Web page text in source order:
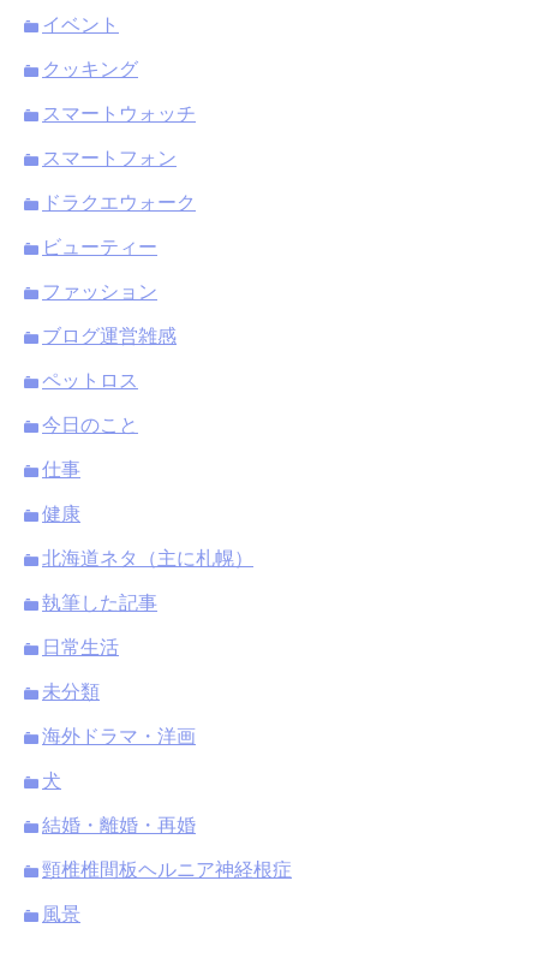
イベント
クッキング
スマートウォッチ
スマートフォン
ドラクエウォーク
ビューティー
ファッション
ブログ運営雑感
ペットロス
今日のこと
仕事
健康
北海道ネタ（主に札幌）
執筆した記事
日常生活
未分類
海外ドラマ・洋画
犬
結婚・離婚・再婚
頸椎椎間板ヘルニア神経根症
風景